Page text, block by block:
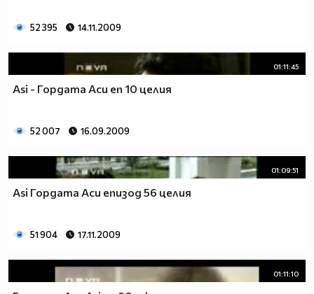
52 395 14.11.2009
01:11:45
Asi - Гордата Аси еп 10 целия
52 007 16.09.2009
01:09:51
Asi Гордата Аси епизод 56 целия
51 904 17.11.2009
01:11:10